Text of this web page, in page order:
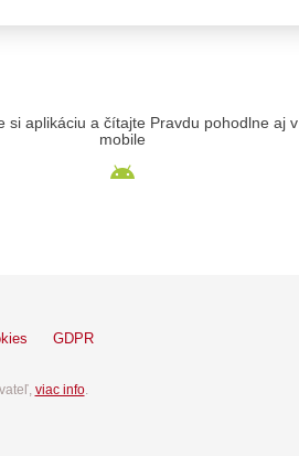
si aplikáciu a čítajte Pravdu pohodlne aj v
mobile
GDPR
viac info.